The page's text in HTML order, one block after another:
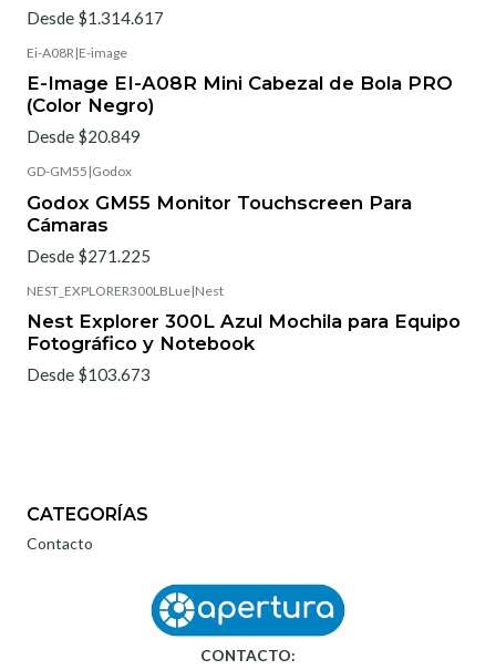
Desde $1.314.617
Ei-A08R |E-image
E-Image EI-A08R Mini Cabezal de Bola PRO
(Color Negro)
Desde $20.849
GD-GM55 |Godox
Godox GM55 Monitor Touchscreen Para
Cámaras
Desde $271.225
NEST_EXPLORER300LBLue|Nest
Nest Explorer 300L Azul Mochila para Equipo
Fotográfico y Notebook
Desde $103.673
CATEGORÍAS
Contacto
CONTACTO: